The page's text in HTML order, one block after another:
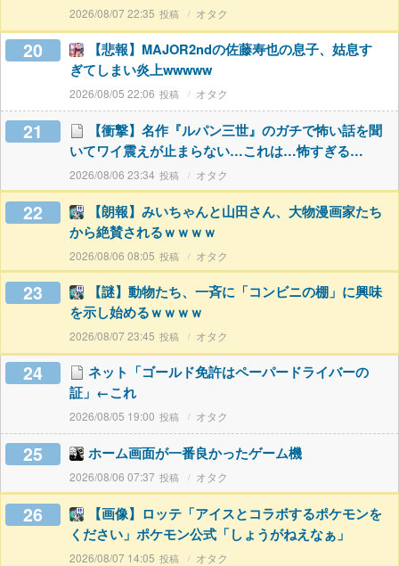
2026/08/07 22:35 オタク
20
【悲報】MAJOR2ndの佐藤寿也の息子、姑息す
ぎてしまい炎上wwwww
2026/08/05 22:06 オタク
21
【衝撃】名作『ルパン三世』のガチで怖い話を聞
いてワイ震えが止まらない…これは…怖すぎる…
2026/08/06 23:34 オタク
22
【朗報】みいちゃんと山田さん、大物漫画家たち
から絶賛されるｗｗｗｗ
2026/08/06 08:05 オタク
23
【謎】動物たち、一斉に「コンビニの棚」に興味
を示し始めるｗｗｗｗ
2026/08/07 23:45 オタク
24
ネット「ゴールド免許はペーパードライバーの
証」←これ
2026/08/05 19:00 オタク
25 ホーム画面が一番良かったゲーム機
2026/08/06 07:37 オタク
26
【画像】ロッテ「アイスとコラボするポケモンを
ください」ポケモン公式「しょうがねえなぁ」
2026/08/07 14:05 オタク